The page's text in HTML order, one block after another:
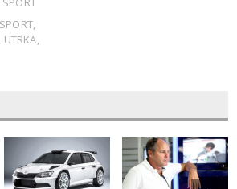
,
, UTRKA,